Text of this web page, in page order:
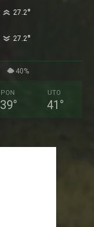
27.2°
27.2°
40%
PON
39°
UTO
41 °